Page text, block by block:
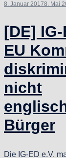
8. Januar 20178. Mai
[DE]
EU
nicht
Bürger
Die IG-ED e.V.